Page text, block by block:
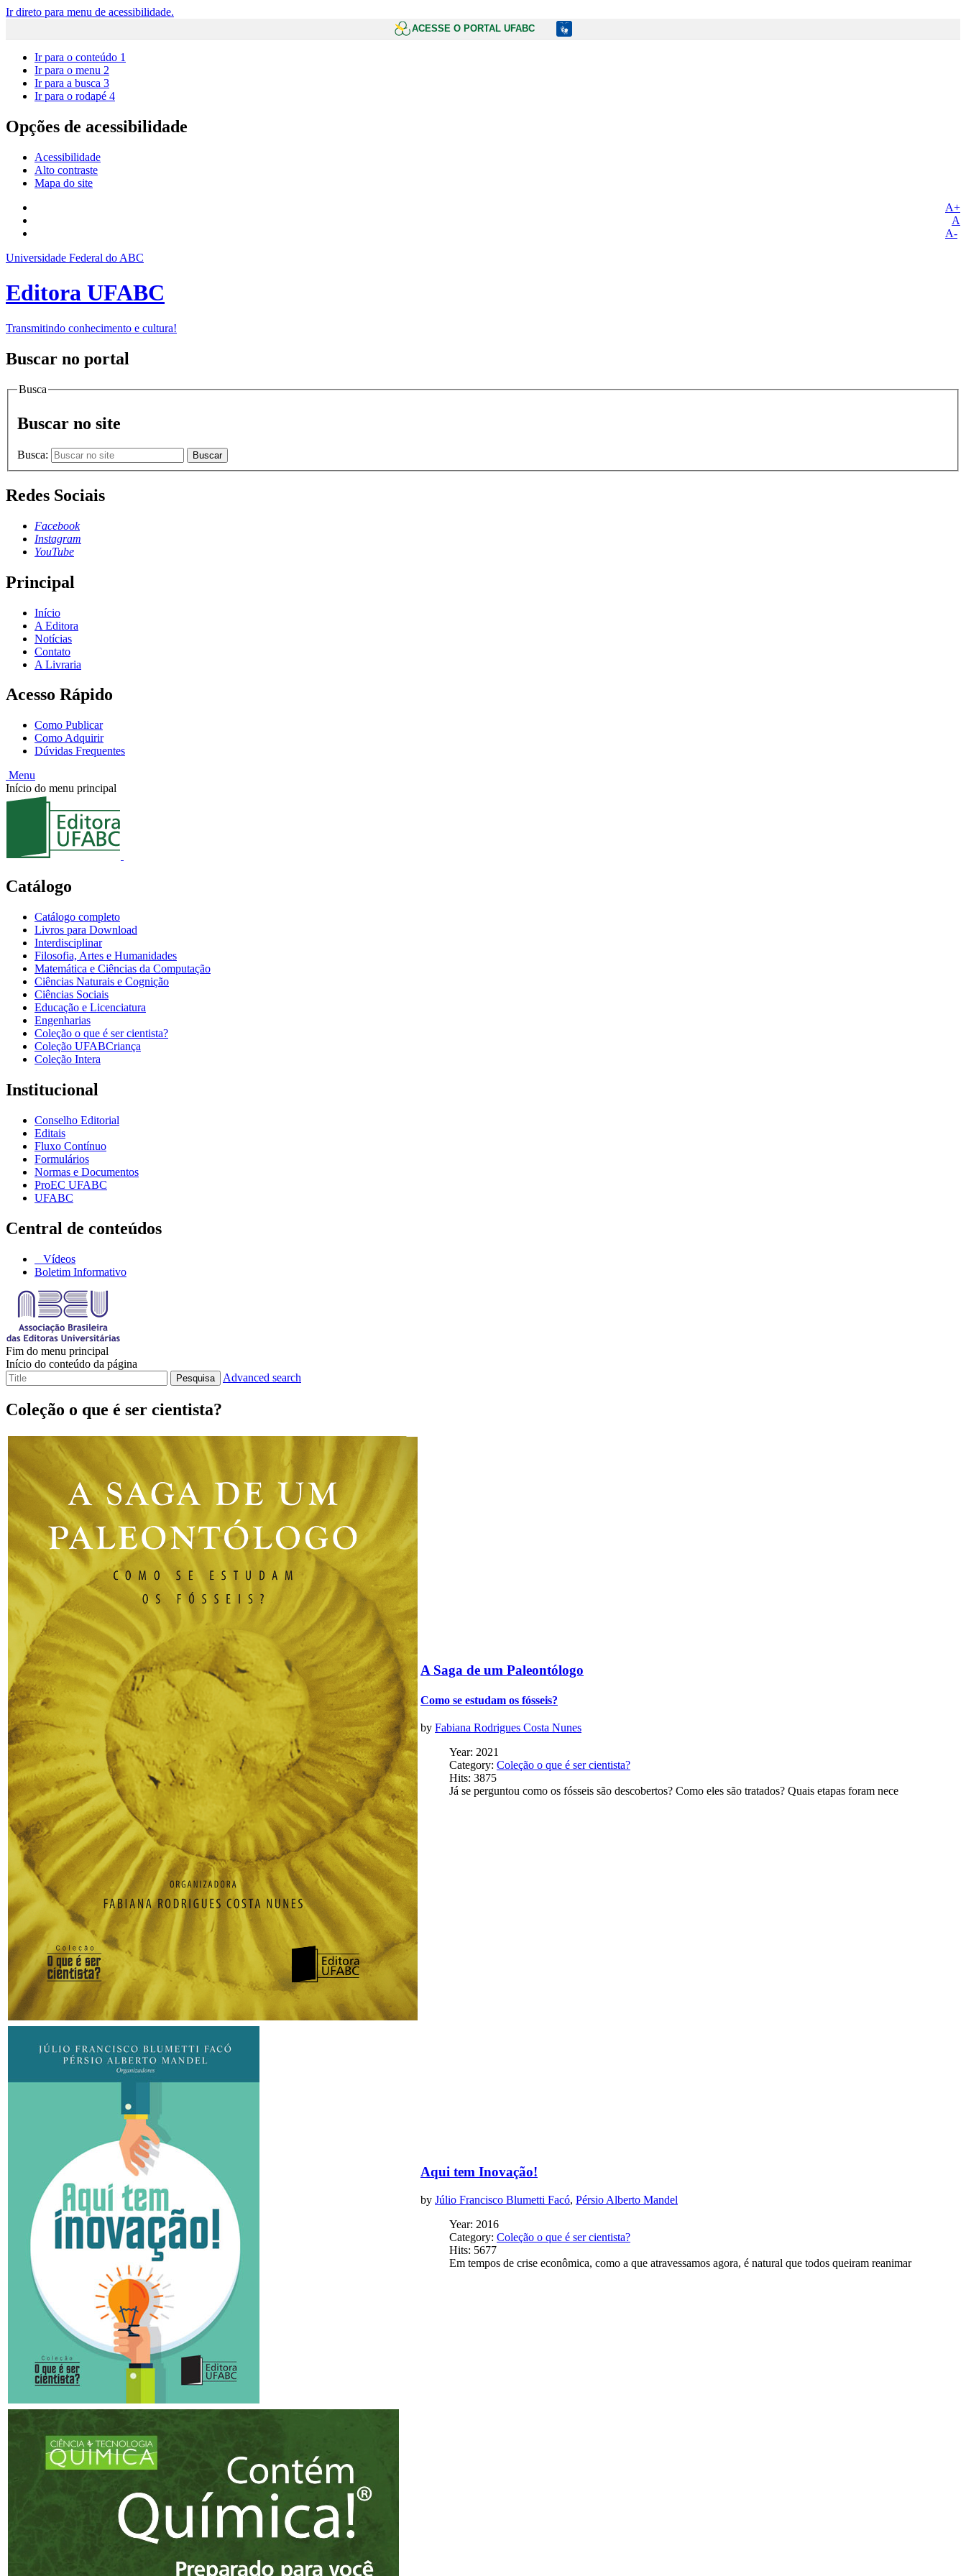
Ir direto para menu de acessibilidade.
ACESSE O PORTAL UFABC
Ir para o conteúdo 1
Ir para o menu 2
Ir para a busca 3
Ir para o rodapé 4
Opções de acessibilidade
Acessibilidade
Alto contraste
Mapa do site
A+
A
A-
Universidade Federal do ABC
Editora UFABC
Transmitindo conhecimento e cultura!
Buscar no portal
Busca
Buscar no site
Busca: Buscar
Redes Sociais
Facebook
Instagram
YouTube
Principal
Início
A Editora
Notícias
Contato
A Livraria
Acesso Rápido
Como Publicar
Como Adquirir
Dúvidas Frequentes
Menu
Início do menu principal
Catálogo
Catálogo completo
Livros para Download
Interdisciplinar
Filosofia, Artes e Humanidades
Matemática e Ciências da Computação
Ciências Naturais e Cognição
Ciências Sociais
Educação e Licenciatura
Engenharias
Coleção o que é ser cientista?
Coleção UFABCriança
Coleção Intera
Institucional
Conselho Editorial
Editais
Fluxo Contínuo
Formulários
Normas e Documentos
ProEC UFABC
UFABC
Central de conteúdos
Vídeos
Boletim Informativo
Fim do menu principal
Início do conteúdo da página
Pesquisa Advanced search
Coleção o que é ser cientista?
A Saga de um Paleontólogo
Como se estudam os fósseis?
by Fabiana Rodrigues Costa Nunes
Year: 2021
Category: Coleção o que é ser cientista?
Hits: 3875
Já se perguntou como os fósseis são descobertos? Como eles são tratados? Quais etapas foram nece
Aqui tem Inovação!
by Júlio Francisco Blumetti Facó, Pérsio Alberto Mandel
Year: 2016
Category: Coleção o que é ser cientista?
Hits: 5677
Em tempos de crise econômica, como a que atravessamos agora, é natural que todos queiram reanimar